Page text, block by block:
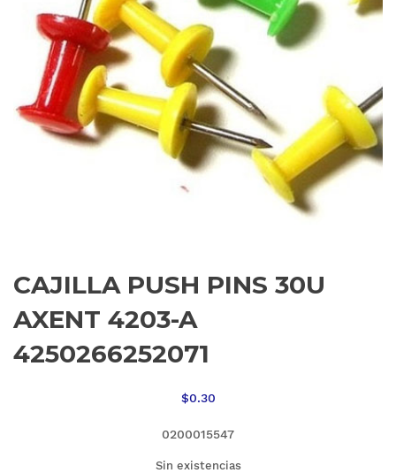
CAJILLA PUSH PINS 30U
AXENT 4203-A
4250266252071
$0.30
0200015547
Sin existencias